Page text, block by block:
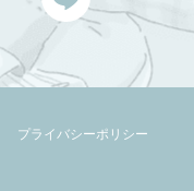
プライバシーポリシー